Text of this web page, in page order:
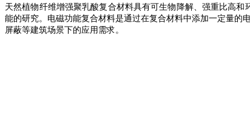
天然植物纤维增强聚乳酸复合材料具有可生物降解、强重比高
能的研究。电磁功能复合材料是通过在复合材料中添加一定量的
屏蔽等建筑场景下的应用需求。